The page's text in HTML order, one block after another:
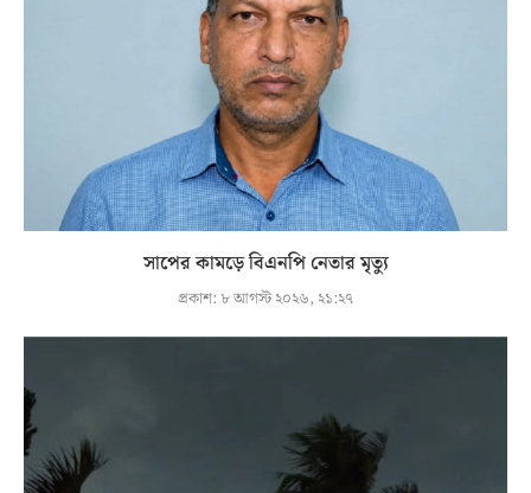
সাপের কামড়ে বিএনপি নেতার মৃত্যু
প্রকাশ: ৮ আগস্ট ২০২৬, ২১:২৭